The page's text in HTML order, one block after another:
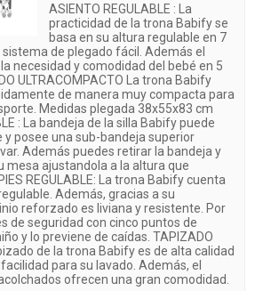
ASIENTO REGULABLE : La
practicidad de la trona Babify se
basa en su altura regulable en 7
de plegado fácil. Además el
necesidad y comodidad del bebé en 5
ULTRACOMPACTO La trona Babify
de manera muy compacta para
Medidas plegada 38x55x83 cm
: La bandeja de la silla Babify puede
posee una sub-bandeja superior
Además puedes retirar la bandeja y
mesa ajustandola a la altura que
REGULABLE: La trona Babify cuenta
Además, gracias a su
reforzado es liviana y resistente. Por
de seguridad con cinco puntos de
y lo previene de caídas. TAPIZADO
de la trona Babify es de alta calidad
para su lavado. Además, el
ofrecen una gran comodidad.